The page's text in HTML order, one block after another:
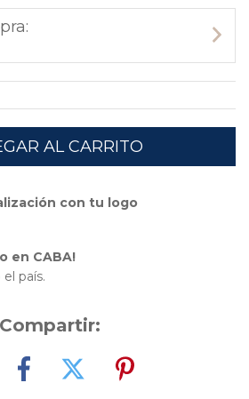
con tu logo
en CABA!
país.
Compartir: